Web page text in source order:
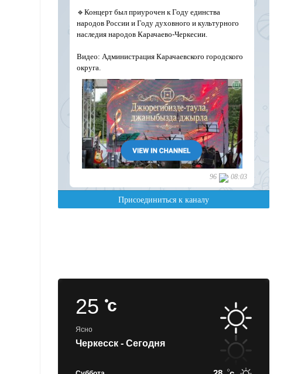
25c
Ясно
Черкесск - Сегодня